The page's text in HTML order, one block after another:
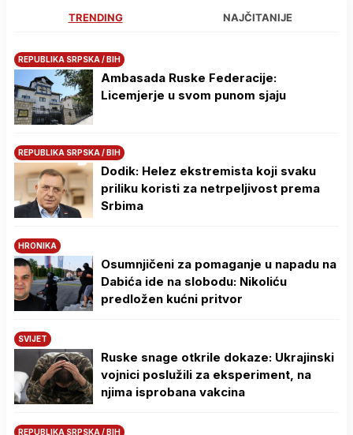
TRENDING NAJČITANIJE
REPUBLIKA SRPSKA / BIH
Ambasada Ruske Federacije:
Licemjerje u svom punom sjaju
REPUBLIKA SRPSKA / BIH
Dodik: Helez ekstremista koji svaku
priliku koristi za netrpeljivost prema
Srbima
HRONIKA
Osumnjičeni za pomaganje u napadu na
Dabića ide na slobodu: Nikoliću
predložen kućni pritvor
SVIJET
Ruske snage otkrile dokaze: Ukrajinski
vojnici poslužili za eksperiment, na
njima isprobana vakcina
REPUBLIKA SRPSKA / BIH